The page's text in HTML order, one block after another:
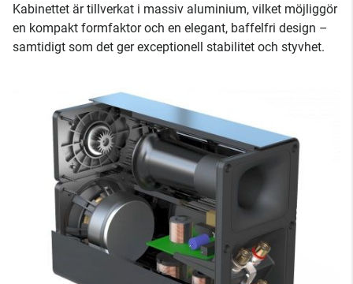
Kabinettet är tillverkat i massiv aluminium, vilket möjliggör
en kompakt formfaktor och en elegant, baffelfri design –
samtidigt som det ger exceptionell stabilitet och styvhet.